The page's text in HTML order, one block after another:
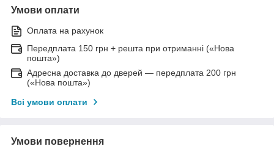
Умови оплати
Оплата на рахунок
Передплата 150 грн + решта при отриманні («Нова
пошта»)
Адресна доставка до дверей — передплата 200 грн
(«Нова пошта»)
Всі умови оплати
Умови повернення